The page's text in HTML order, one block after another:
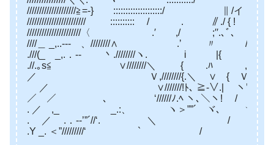
////////////////////≧=-} ::::::::::::::::::::/ ∥ /
//////////////////////// :::::::::: / . ∥./ { !
//////////////////////〈 .′ ,/ ;′′.､ﾞ､ :
////＿ _,..-‐- 、////////∧ .’ 〃 /
.///(_ _,.．-‐ 丶.////////ヽ. i |{ .´ / ,， ‘”´
.//.｡s≦ ∨////////＼ { .
／ Ｖ,////////{.＼ ∨ { Ｖ .,.’
／ ∨///////!ﾄ､ ≧‐∨.| ヽ’
／ ／ ､ ‘//////ﾉ.ﾍ ヽ､＼ヽ! /
. ／ ,_ _.:、 ヽ＞””´ ヾ､ ヽ＼′
. ／ .．-‐’”´//
.Y _. ＜”/////////‘ `